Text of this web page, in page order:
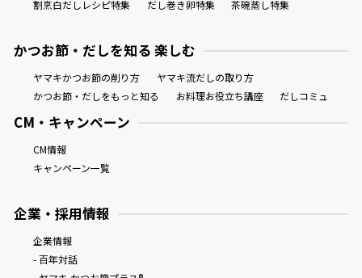
割烹白だしレシピ特集 だし巻き卵特集 茶碗蒸し特集
かつお節・だしを知る 楽しむ
ヤマキかつお節の削り方
ヤマキ流だしの取り方
かつお節・だしをもっと知る
お料理お役立ち講座 だしコミュ
CM・キャンペーン
CM情報
キャンペーン一覧
企業・採用情報
企業情報
- 百年対話